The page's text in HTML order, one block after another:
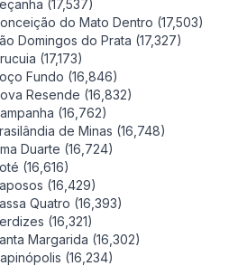
(17,537)
do Mato Dentro (17,503)
Domingos do Prata (17,327)
(17,173)
Fundo (16,846)
Resende (16,832)
(16,762)
de Minas (16,748)
Duarte (16,724)
(16,616)
(16,429)
Quatro (16,393)
(16,321)
Margarida (16,302)
(16,234)